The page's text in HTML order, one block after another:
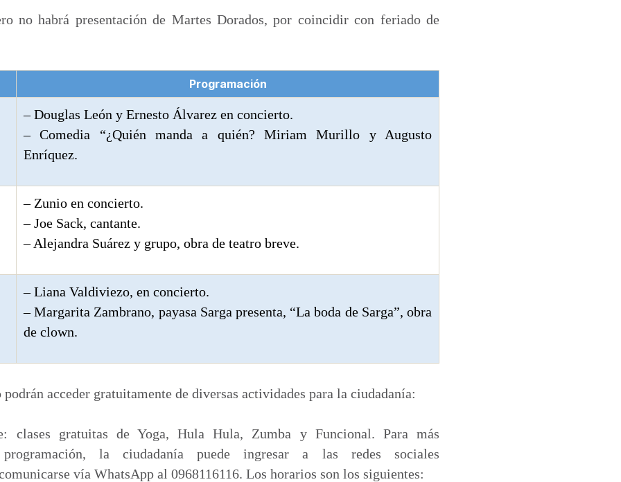
no habrá presentación de Martes Dorados, por coincidir con feriado de
Programación
– Douglas León y Ernesto Álvarez en concierto.
– Comedia “¿Quién manda a quién? Miriam Murillo y Augusto
Enríquez.
– Zunio en concierto.
– Joe Sack, cantante.
– Alejandra Suárez y grupo, obra de teatro breve.
– Liana Valdiviezo, en concierto.
– Margarita Zambrano, payasa Sarga presenta, “La boda de Sarga”, obra
de clown.
acceder gratuitamente de diversas actividades para la ciudadanía:
clases gratuitas de Yoga, Hula Hula, Zumba y Funcional. Para más
la ciudadanía puede ingresar a las redes sociales
vía WhatsApp al 0968116116. Los horarios son los siguientes: